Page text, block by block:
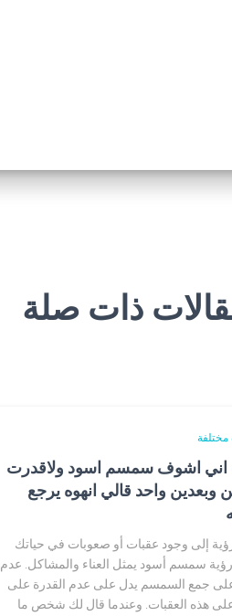
ذات صلة
اشوف سمسم اسود ولاقدرت
وبعدين واحد قالي انهوه يرجع
إلى وجود عقبات أو صعوبات في حياتك
رؤية سمسم أسود يمثل العناء والمشاكل. عدم
جمع السمسم يدل على عدم القدرة على
على هذه العقبات. وعندما قال لك شخص ما